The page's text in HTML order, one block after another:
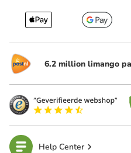
6.2 million limango
Help Center